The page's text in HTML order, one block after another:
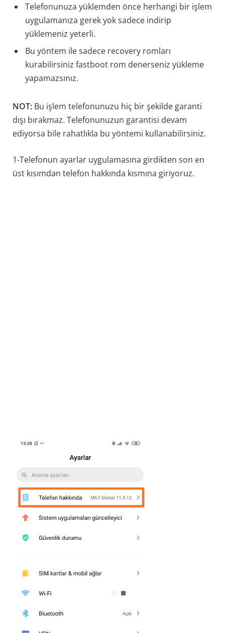
Telefonunuza yüklemden önce herhangi bir işlem
uygulamanıza gerek yok sadece indirip
yüklemeniz yeterli.
Bu yöntem ile sadece recovery romları
kurabilirsiniz fastboot rom denerseniz yükleme
yapamazsınız.
NOT: Bu işlem telefonunuzu hiç bir şekilde garanti
dışı bırakmaz. Telefonunuzun garantisi devam
ediyorsa bile rahatlıkla bu yöntemi kullanabilirsiniz.
1-Telefonun ayarlar uygulamasına girdikten son en
üst kısımdan telefon hakkında kısmına giriyoruz.